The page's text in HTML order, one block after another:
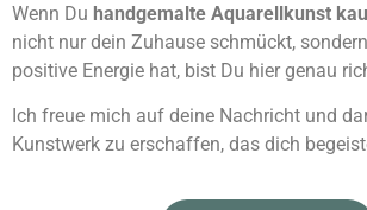
Wenn Du handgemalte Aquarellkunst
nicht nur dein Zuhause schmückt,
positive Energie hat, bist Du hier genau
Ich freue mich auf deine Nachricht und
Kunstwerk zu erschaffen, das dich